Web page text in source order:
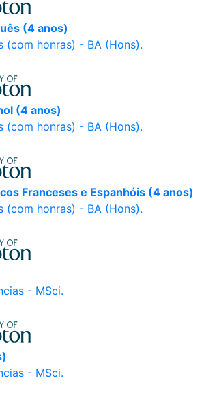
(4 anos)
(com honras) - BA (Hons).
(4 anos)
(com honras) - BA (Hons).
Franceses e Espanhóis (4 anos)
(com honras) - BA (Hons).
- MSci.
- MSci.